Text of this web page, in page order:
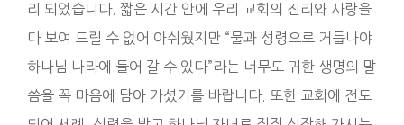
리 되었습니다. 짧은 시간 안에 우리 교회의 진리와 사랑을
다 보여 드릴 수 없어 아쉬웠지만 “물과 성령으로 거듭나야
하나님 나라에 들어 갈 수 있다”라는 너무도 귀한 생명의 말
씀을 꼭 마음에 담아 가셨기를 바랍니다. 또한 교회에 전도